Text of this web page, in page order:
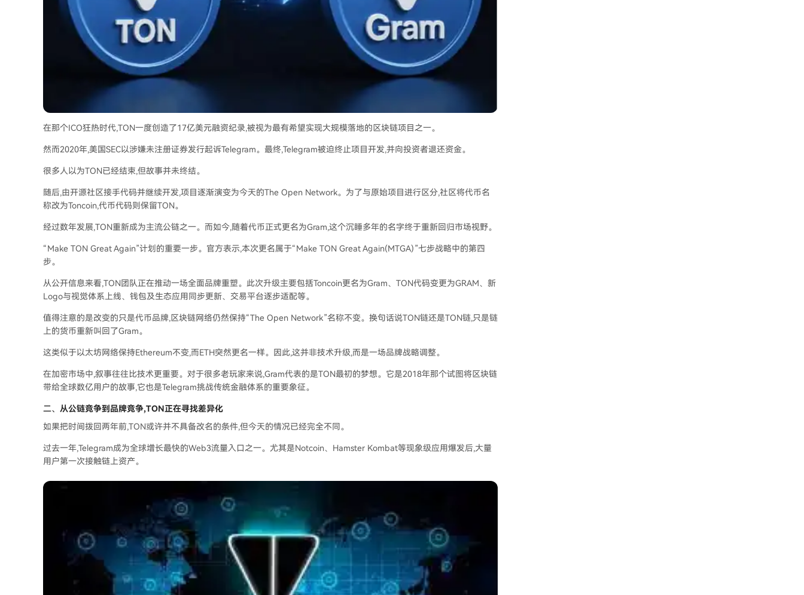
在那个ICO狂热时代,TON一度创造了17亿美元融资纪录,被视为最有希望实现大规模落地的区块链项目之一。
然而2020年,美国SEC以涉嫌未注册证券发行起诉Telegram。最终,Telegram被迫终止项目开发,并向投资者退还资金。
很多人以为TON已经结束,但故事并未终结。
随后,由开源社区接手代码并继续开发,项目逐渐演变为今天的The Open Network。为了与原始项目进行区分,社区将代币名
称改为Toncoin,代币代码则保留TON。
经过数年发展,TON重新成为主流公链之一。而如今,随着代币正式更名为Gram,这个沉睡多年的名字终于重新回归市场视野。
“Make TON Great Again”计划的重要一步。官方表示,本次更名属于“Make TON Great Again(MTGA)”七步战略中的第四
步。
从公开信息来看,TON团队正在推动一场全面品牌重塑。此次升级主要包括Toncoin更名为Gram、TON代码变更为GRAM、新
Logo与视觉体系上线、钱包及生态应用同步更新、交易平台逐步适配等。
值得注意的是改变的只是代币品牌,区块链网络仍然保持“The Open Network”名称不变。换句话说TON链还是TON链,只是链
上的货币重新叫回了Gram。
这类似于以太坊网络保持Ethereum不变,而ETH突然更名一样。因此,这并非技术升级,而是一场品牌战略调整。
在加密市场中,叙事往往比技术更重要。对于很多老玩家来说,Gram代表的是TON最初的梦想。它是2018年那个试图将区块链
带给全球数亿用户的故事,它也是Telegram挑战传统金融体系的重要象征。
二、 从公链竞争到品牌竞争,TON正在寻找差异化
如果把时间拨回两年前,TON或许并不具备改名的条件,但今天的情况已经完全不同。
过去一年,Telegram成为全球增长最快的Web3流量入口之一。尤其是Notcoin、Hamster Kombat等现象级应用爆发后,大量
用户第一次接触链上资产。